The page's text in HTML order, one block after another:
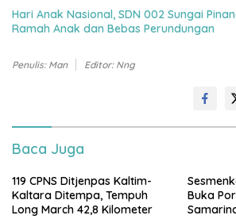
Hari Anak Nasional, SDN 002 Sungai
Ramah Anak dan Bebas Perundungan
Penulis: Man Editor: Nng
Baca Juga
119 CPNS Ditjenpas Kaltim-
Kaltara Ditempa, Tempuh
Long March 42,8 Kilometer
Buka